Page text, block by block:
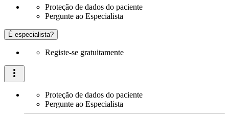
Proteção de dados do paciente
Pergunte ao Especialista
É especialista?
Registe-se gratuitamente
Proteção de dados do paciente
Pergunte ao Especialista